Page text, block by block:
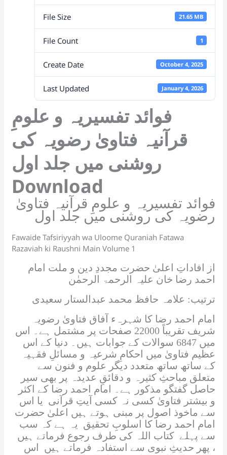
p o
k
k a
n
at
e
at
File Size 21.65 MB
File Count 1
Create Date October 4, 2025
Last Updated January 4, 2026
فوائد تفسیریہ و علومِ
قرآنیہ فتاویٰ رضویہ کی
روشنی میں جلد اول
Download
فوائد تفسیریہ و علومِ قرآنیہ فتاویٰ
رضویہ کی روشنی میں جلد اول
Fawaide Tafsiriyyah wa Uloome Quraniah Fatawa
Razaviah ki Raushni Main Volume 1
از افاداتِ اعلیٰ حضرت مجددِ دین و ملت امام
احمد رضا خان علیہ الرحمۃ الرحمٰن
ترتیب: علامہ حافظ محمد عبدالستار سعیدی
امام احمد رضا کا شہرہء آفاق فتاویٰ رضویہ
شریف تقریباً 22000 صفحات پر مشتمل ہے۔ اس
میں 6847 سوالات کے جوابات ہیں۔ دنیا کے اس
عظیم فتاویٰ میں احکامِ شرعیہ و مسائلِ فقہیہ
کے ساتھ ساتھ متعدد دیگر علوم و فنون سے
متعلق مباحثِ کثیرہ و دقائقِ عدیدہ پر بھی سیر
حاصل گفتگو مذکور ہے۔ امام احمد رضا کے اکثر
و بیشتر فتاویٰ کسی نہ کسی آیتِ قرآنی یا اس
سے ماخوذ اصول پر مبنی ہوتے ہیں اعلیٰ حضرت
امام احمد رضا کا اسلوبِ تحقیق یہ ہے کہ سب
سے پہلے کتاب اللہ کی طرف رجوع فرماتے ہیں
، پھر حدیثِ نبوی سے استفادہ فرماتے ہیں اس